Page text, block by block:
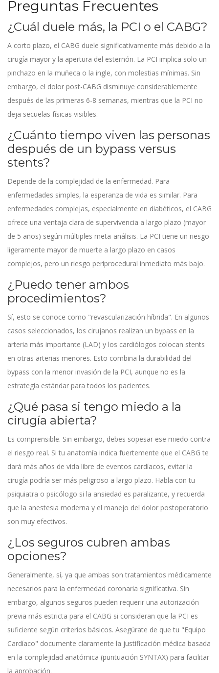
Preguntas Frecuentes
¿Cuál duele más, la PCI o el CABG?
A corto plazo, el CABG duele significativamente más debido a la
cirugía mayor y la apertura del esternón. La PCI implica solo un
pinchazo en la muñeca o la ingle, con molestias mínimas. Sin
embargo, el dolor post-CABG disminuye considerablemente
después de las primeras 6-8 semanas, mientras que la PCI no
deja secuelas físicas visibles.
¿Cuánto tiempo viven las personas
después de un bypass versus
stents?
Depende de la complejidad de la enfermedad. Para
enfermedades simples, la esperanza de vida es similar. Para
enfermedades complejas, especialmente en diabéticos, el CABG
ofrece una ventaja clara de supervivencia a largo plazo (mayor
de 5 años) según múltiples meta-análisis. La PCI tiene un riesgo
ligeramente mayor de muerte a largo plazo en casos
complejos, pero un riesgo periprocedural inmediato más bajo.
¿Puedo tener ambos
procedimientos?
Sí, esto se conoce como "revascularización híbrida". En algunos
casos seleccionados, los cirujanos realizan un bypass en la
arteria más importante (LAD) y los cardiólogos colocan stents
en otras arterias menores. Esto combina la durabilidad del
bypass con la menor invasión de la PCI, aunque no es la
estrategia estándar para todos los pacientes.
¿Qué pasa si tengo miedo a la
cirugía abierta?
Es comprensible. Sin embargo, debes sopesar ese miedo contra
el riesgo real. Si tu anatomía indica fuertemente que el CABG te
dará más años de vida libre de eventos cardíacos, evitar la
cirugía podría ser más peligroso a largo plazo. Habla con tu
psiquiatra o psicólogo si la ansiedad es paralizante, y recuerda
que la anestesia moderna y el manejo del dolor postoperatorio
son muy efectivos.
¿Los seguros cubren ambas
opciones?
Generalmente, sí, ya que ambas son tratamientos médicamente
necesarios para la enfermedad coronaria significativa. Sin
embargo, algunos seguros pueden requerir una autorización
previa más estricta para el CABG si consideran que la PCI es
suficiente según criterios básicos. Asegúrate de que tu "Equipo
Cardíaco" documente claramente la justificación médica basada
en la complejidad anatómica (puntuación SYNTAX) para facilitar
la aprobación.